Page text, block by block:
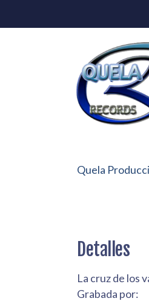
Quela
Detalles
La cruz de los
Grabada por: